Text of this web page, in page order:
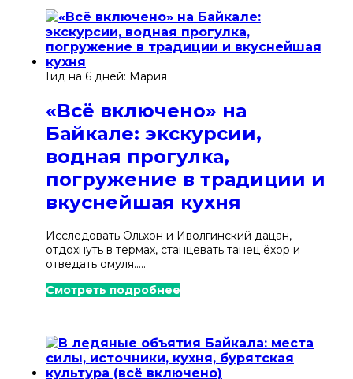
Гид на 6 дней: Мария
«Всё включено» на
Байкале: экскурсии,
водная прогулка,
погружение в традиции и
вкуснейшая кухня
Исследовать Ольхон и Иволгинский дацан,
отдохнуть в термах, станцевать танец ёхор и
отведать омуля.....
Смотреть подробнее